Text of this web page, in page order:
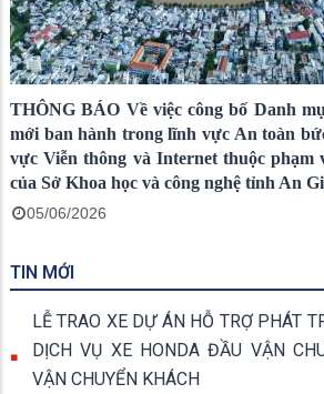
THÔNG BÁO Về việc công bố Danh
mới ban hành trong lĩnh vực An toàn
vực Viễn thông và Internet thuộc phạm
của Sở Khoa học và công nghệ tỉnh An
05/06/2026
TIN MỚI
LỄ TRAO XE DỰ ÁN HỖ TRỢ PHÁT
DỊCH VỤ XE HONDA ĐẦU VẬN
VẬN CHUYỂN KHÁCH